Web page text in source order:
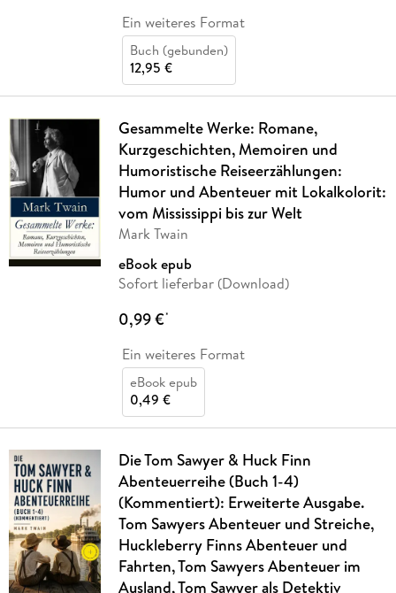
Ein weiteres Format
Buch (gebunden)
12,95 €
Gesammelte Werke: Romane,
Kurzgeschichten, Memoiren und
Humoristische Reiseerzählungen:
Humor und Abenteuer mit Lokalkolorit:
vom Mississippi bis zur Welt
Mark Twain
eBook epub
Sofort lieferbar (Download)
0,99 €*
Ein weiteres Format
eBook epub
0,49 €
Die Tom Sawyer & Huck Finn
Abenteuerreihe (Buch 1-4)
(Kommentiert): Erweiterte Ausgabe.
Tom Sawyers Abenteuer und Streiche,
Huckleberry Finns Abenteuer und
Fahrten, Tom Sawyers Abenteuer im
Ausland, Tom Sawyer als Detektiv